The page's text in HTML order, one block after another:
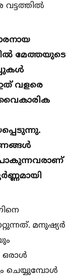
മേത്തയുടെ
വളരെ
മനുഷ്യര്‍
ചെയ്യുമ്പോള്‍